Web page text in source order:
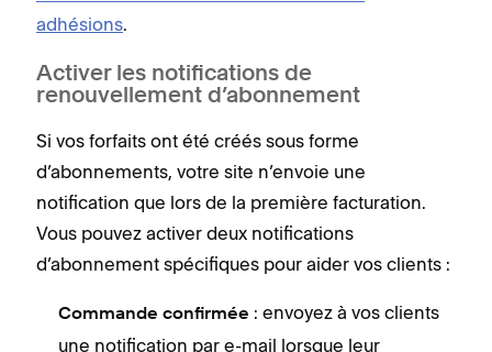
adhésions.
Activer les notifications de
renouvellement d’abonnement
Si vos forfaits ont été créés sous forme
d’abonnements, votre site n’envoie une
notification que lors de la première facturation.
Vous pouvez activer deux notifications
d’abonnement spécifiques pour aider vos clients :
Commande confirmée : envoyez à vos clients
une notification par e-mail lorsque leur